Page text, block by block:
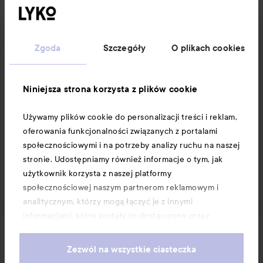
Zgoda Szczegóły O plikach cookies
Niniejsza strona korzysta z plików cookie
Używamy plików cookie do personalizacji treści i reklam,
oferowania funkcjonalności związanych z portalami
społecznościowymi i na potrzeby analizy ruchu na naszej
stronie. Udostępniamy również informacje o tym, jak
użytkownik korzysta z naszej platformy
społecznościowej naszym partnerom reklamowym i
analitycznym, którzy mogą łączyć je z innymi
informacjami, które zostały im dostarczone przez
usług. Użytkownik wyraża zgodę na używanie przez nas
plików cookie, poprzez kontynuację korzystania z naszej
Zezwól na wszystkie ciasteczka
Like Komentarz
Zaloguj się Aby zostawić komentarz
1 lat temu
Post został utworzony 1 lat temu